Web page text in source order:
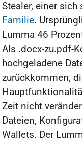
Stealer, einer
Familie.
Lumma 46
Als .docx-zu.pdf-
hochgeladene
zurückkommen,
Zeit nicht
Dateien,
Wallets. Der